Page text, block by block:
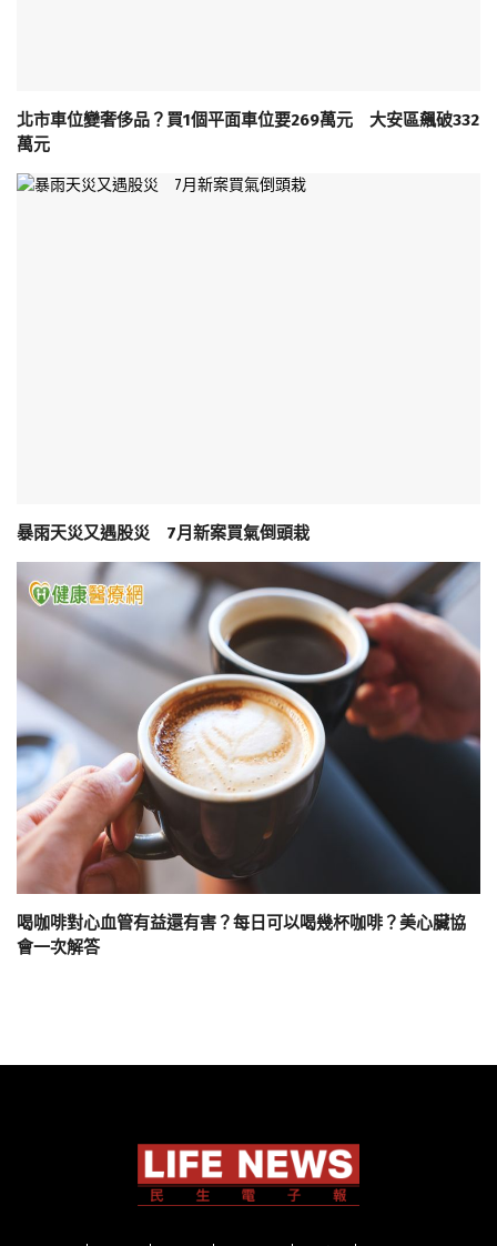
北市車位變奢侈品？買1個平面車位要269萬元 大安區飆破332
萬元
暴雨天災又遇股災 7月新案買氣倒頭栽
喝咖啡對心血管有益還有害？每日可以喝幾杯咖啡？美心臟協
會一次解答